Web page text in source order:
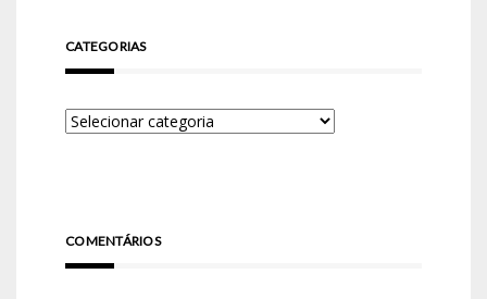
CATEGORIAS
COMENTÁRIOS